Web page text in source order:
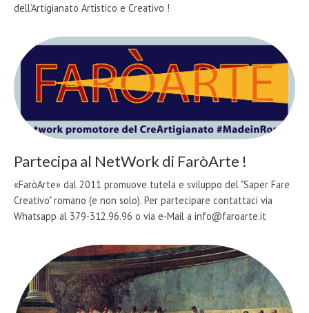
dell’Artigianato Artistico e Creativo !
Partecipa al NetWork di FaròArte !
«FaròArte» dal 2011 promuove tutela e sviluppo del "Saper Fare
Creativo" romano (e non solo). Per partecipare contattaci via
Whatsapp al 379-312.96.96 o via e-Mail a info@faroarte.it